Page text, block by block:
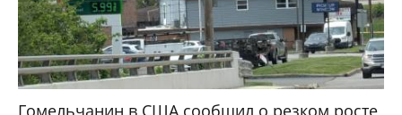
Гомельчанин в США сообщил о резком росте